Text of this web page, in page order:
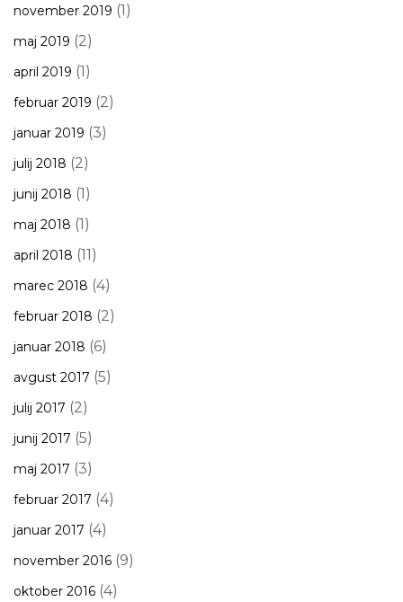
november 2019 (1)
maj 2019 (2)
april 2019 (1)
februar 2019 (2)
januar 2019 (3)
julij 2018 (2)
junij 2018 (1)
maj 2018 (1)
april 2018 (11)
marec 2018 (4)
februar 2018 (2)
januar 2018 (6)
avgust 2017 (5)
julij 2017 (2)
junij 2017 (5)
maj 2017 (3)
februar 2017 (4)
januar 2017 (4)
november 2016 (9)
oktober 2016 (4)